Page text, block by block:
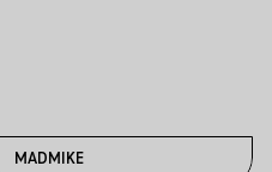
MADMIKE